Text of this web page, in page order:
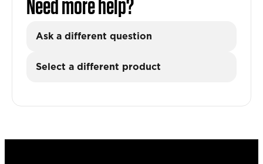
Need more help?
Ask a different question
Select a different product